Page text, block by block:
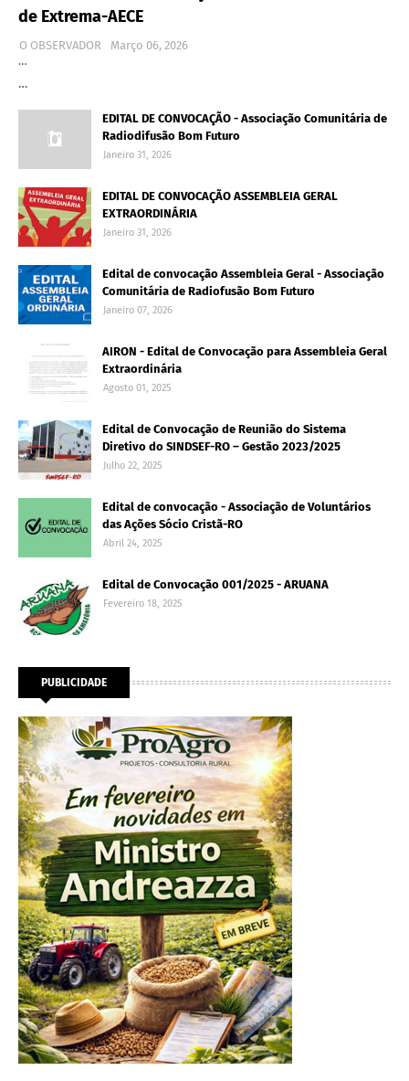
de Extrema-AECE
O OBSERVADOR
Março 06, 2026
…
…
EDITAL DE CONVOCAÇÃO - Associação Comunitária de
Radiodifusão Bom Futuro
Janeiro 31, 2026
EDITAL DE CONVOCAÇÃO ASSEMBLEIA GERAL
EXTRAORDINÁRIA
Janeiro 31, 2026
Edital de convocação Assembleia Geral - Associação
Comunitária de Radiofusão Bom Futuro
Janeiro 07, 2026
AIRON - Edital de Convocação para Assembleia Geral
Extraordinária
Agosto 01, 2025
Edital de Convocação de Reunião do Sistema
Diretivo do SINDSEF-RO – Gestão 2023/2025
Julho 22, 2025
Edital de convocação - Associação de Voluntários
das Ações Sócio Cristã-RO
Abril 24, 2025
Edital de Convocação 001/2025 - ARUANA
Fevereiro 18, 2025
PUBLICIDADE